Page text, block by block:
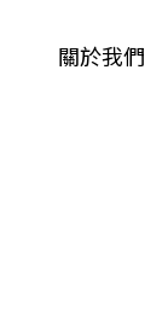
關於我們